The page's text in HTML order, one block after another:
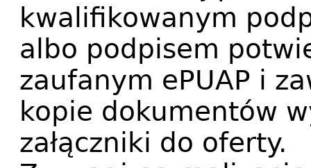
kwalifikowanym
albo podpisem
zaufanym ePUAP i
kopie dokumentów
załączniki do oferty.